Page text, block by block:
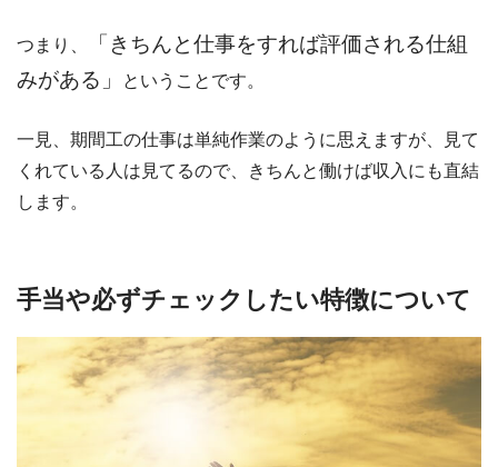
つまり、
「きちんと仕事をすれば評価される仕組
みがある」
ということです。
一見、期間工の仕事は単純作業のように思えますが、見て
くれている人は見てるので、きちんと働けば収入にも直結
します。
手当や必ずチェックしたい特徴について